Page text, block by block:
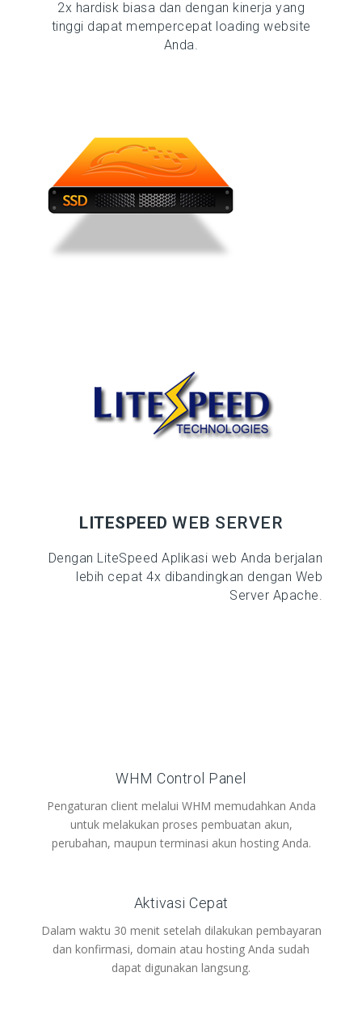
2x hardisk biasa dan dengan kinerja yang
tinggi dapat mempercepat loading website
Anda.
LITESPEED WEB SERVER
Dengan LiteSpeed Aplikasi web Anda berjalan
lebih cepat 4x dibandingkan dengan Web
Server Apache.
WHM Control Panel
Pengaturan client melalui WHM memudahkan Anda
untuk melakukan proses pembuatan akun,
perubahan, maupun terminasi akun hosting Anda.
Aktivasi Cepat
Dalam waktu 30 menit setelah dilakukan pembayaran
dan konfirmasi, domain atau hosting Anda sudah
dapat digunakan langsung.